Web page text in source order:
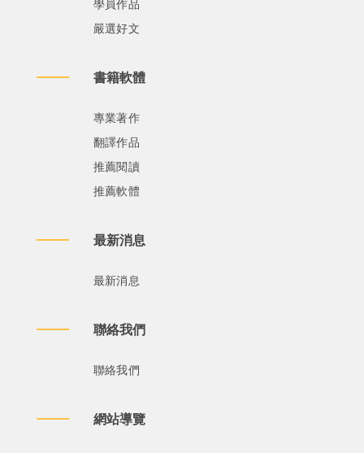
學員作品
嚴選好文
書籍軟體
專業著作
翻譯作品
推薦閱讀
推薦軟體
最新消息
最新消息
聯絡我們
聯絡我們
網站導覽